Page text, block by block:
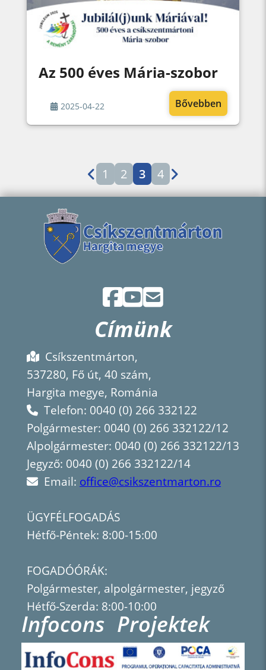
Az 500 éves Mária-szobor
2025-04-22 Bővebben
1 2 3 4
Címünk
Csíkszentmárton,
537280, Fő út, 40 szám,
Hargita megye, Románia
Telefon: 0040 (0) 266 332122
Polgármester: 0040 (0) 266 332122/12
Alpolgármester: 0040 (0) 266 332122/13
Jegyző: 0040 (0) 266 332122/14
Email: office@csikszentmarton.ro
ÜGYFÉLFOGADÁS
Hétfő-Péntek: 8:00-15:00
FOGADÓÓRÁK:
Polgármester, alpolgármester, jegyző
Hétfő-Szerda: 8:00-10:00
Infocons Projektek